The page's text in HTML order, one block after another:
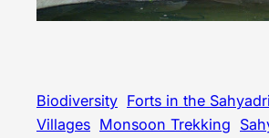
Biodiversity Forts in the
Villages Monsoon Trekking